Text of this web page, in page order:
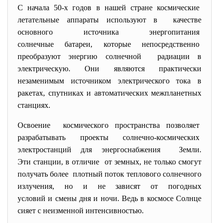
С начала 50-х годов в нашей стране космические
летательные аппараты используют в качестве
основного источника энергопитания
солнечные батареи, которые непосредственно
преобразуют энергию солнечной радиации в
электрическую. Они являются практически
незаменимым источником электрического тока в
ракетах, спутниках и автоматических межпланетных
станциях.
Освоение космического пространства позволяет
разрабатывать проекты солнечно-космических
электростанций для энергоснабжения Земли.
Эти станции, в отличие от земных, не только смогут
получать более плотный поток теплового солнечного
излучения, но и не зависят от погодных
условий и смены дня и ночи. Ведь в космосе Солнце
сияет с неизменной интенсивностью.